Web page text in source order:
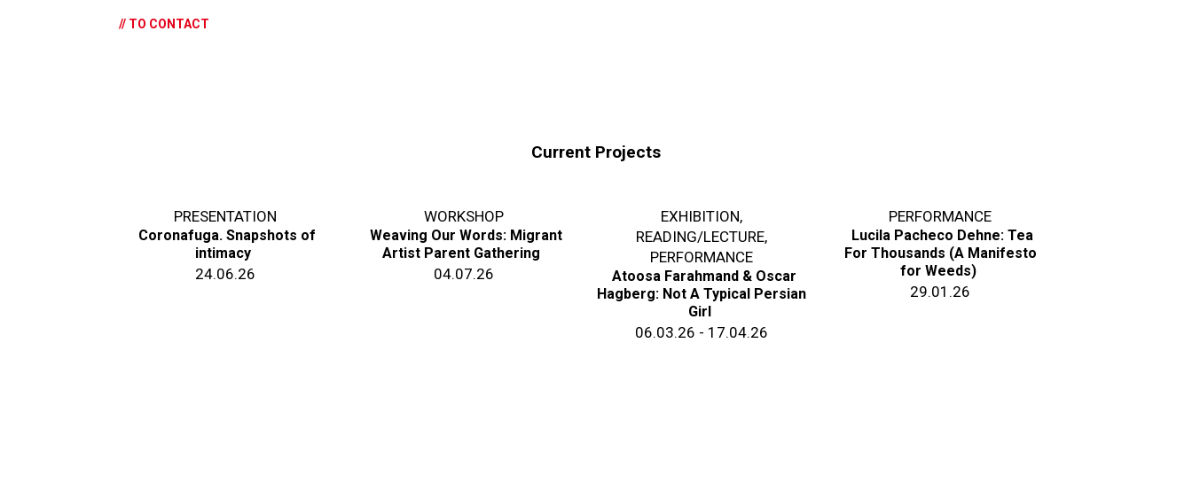
// TO CONTACT
Current Projects
PRESENTATION
Coronafuga. Snapshots of
intimacy
24.06.26
WORKSHOP
Weaving Our Words: Migrant
Artist Parent Gathering
04.07.26
EXHIBITION,
READING/LECTURE,
PERFORMANCE
Atoosa Farahmand & Oscar
Hagberg: Not A Typical Persian
Girl
06.03.26 - 17.04.26
PERFORMANCE
Lucila Pacheco Dehne: Tea
For Thousands (A Manifesto
for Weeds)
29.01.26